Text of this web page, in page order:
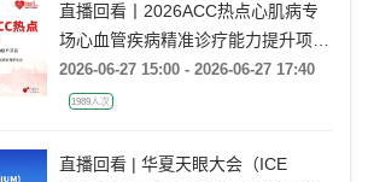
直播回看丨2026ACC热点心肌病专
场心血管疾病精准诊疗能力提升项目
广州场
2026-06-27 15:00 - 2026-06-27 17:40
1989人次
直播回看 | 华夏天眼大会（ICE